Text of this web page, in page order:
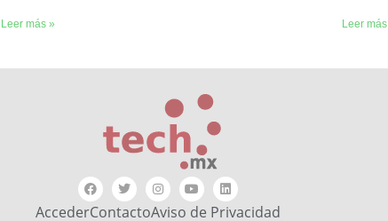
Leer más » Leer
AccederContactoAviso de Privacidad